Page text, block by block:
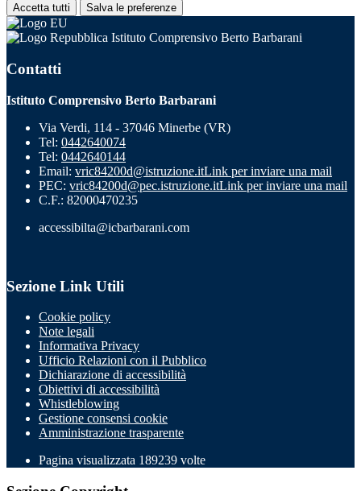
Accetta tutti Salva le preferenze
Istituto Comprensivo Berto Barbarani
Contatti
Istituto Comprensivo Berto Barbarani
Via Verdi, 114 - 37046 Minerbe (VR)
Tel: 0442640074
Tel: 0442640144
Email: vric84200d@istruzione.itLink per inviare una mail
PEC: vric84200d@pec.istruzione.itLink per inviare una mail
C.F.: 82000470235
accessibilta@icbarbarani.com
Sezione Link Utili
Cookie policy
Note legali
Informativa Privacy
Ufficio Relazioni con il Pubblico
Dichiarazione di accessibilità
Obiettivi di accessibilità
Whistleblowing
Gestione consensi cookie
Amministrazione trasparente
Pagina visualizzata 189239 volte